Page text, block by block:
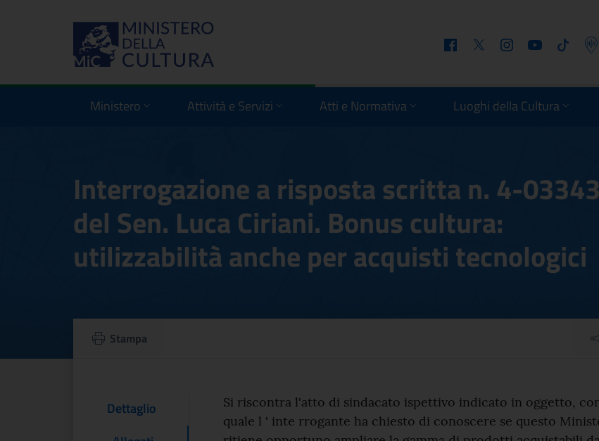
FacebookTwitter InstagramYoutube Tiktok
Ministero Attività e Servizi Atti e Normativa Luoghi della Cultura
Interrogazione a risposta scritta n. 4-03343
del Sen. Luca Ciriani. Bonus cultura:
utilizzabilità anche per acquisti tecnologici
Interrogazione a risposta scritta n.
Stampa
Contenuto Del
Dettaglio
Testo del comunicato
Si riscontra l'atto di sindacato ispettivo indicato in oggetto,
quale l ' inte rrogante ha chiesto di conoscere se questo